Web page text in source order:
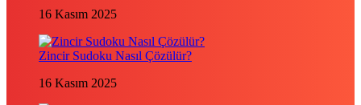
16 Kasım 2025
Zincir Sudoku Nasıl Çözülür?
16 Kasım 2025